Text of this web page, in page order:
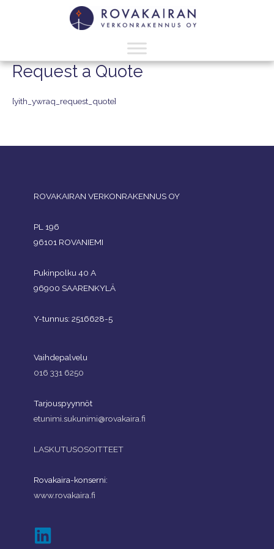
Request a Quote
[yith_ywraq_request_quote]
ROVAKAIRAN VERKONRAKENNUS OY
PL 196
96101 ROVANIEMI
Pukinpolku 40 A
96900 SAARENKYLÄ
Y-tunnus: 2516628-5
Vaihdepalvelu
016 331 6250
Tarjouspyynnöt
etunimi.sukunimi@rovakaira.fi
LASKUTUSOSOITTEET
Rovakaira-konserni:
www.rovakaira.fi